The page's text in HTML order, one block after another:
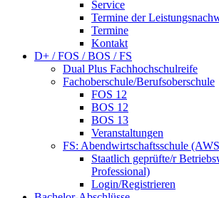
Service
Termine der
Termine
Kontakt
D+ / FOS / BOS / FS
Dual Plus Fachhochschulreife
Fachoberschule/Berufsoberschule
FOS 12
BOS 12
BOS 13
Veranstaltungen
FS: Abendwirtschaftsschule
Staatlich geprüfte/r
Professional)
Login/Registrieren